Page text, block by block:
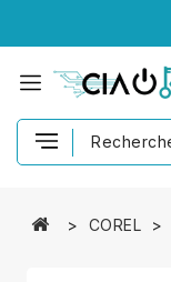
COREL